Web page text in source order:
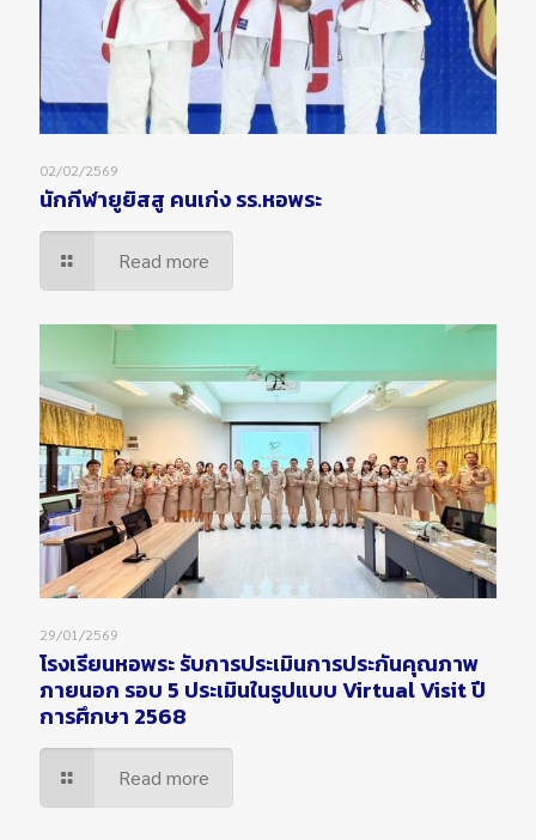
02/02/2569
นักกีฬายูยิสสู คนเก่ง รร.หอพระ
Read more
29/01/2569
โรงเรียนหอพระ รับการประเมินการประกันคุณภาพ
ภายนอก รอบ 5 ประเมินในรูปแบบ Virtual Visit ปี
การศึกษา 2568
Read more